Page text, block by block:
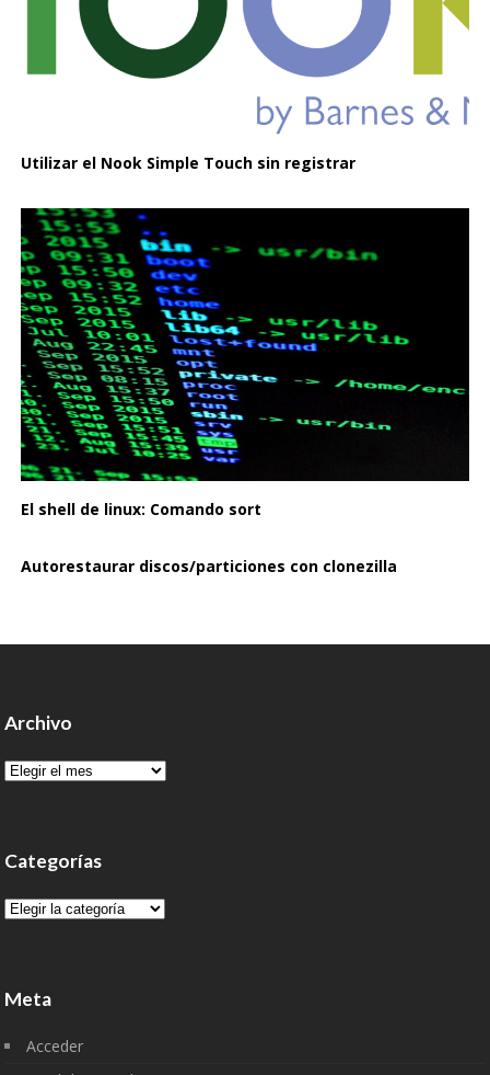
Utilizar el Nook Simple Touch sin registrar
El shell de linux: Comando sort
Autorestaurar discos/particiones con clonezilla
Archivo
Archivo
Categorías
Categorías
Meta
Acceder